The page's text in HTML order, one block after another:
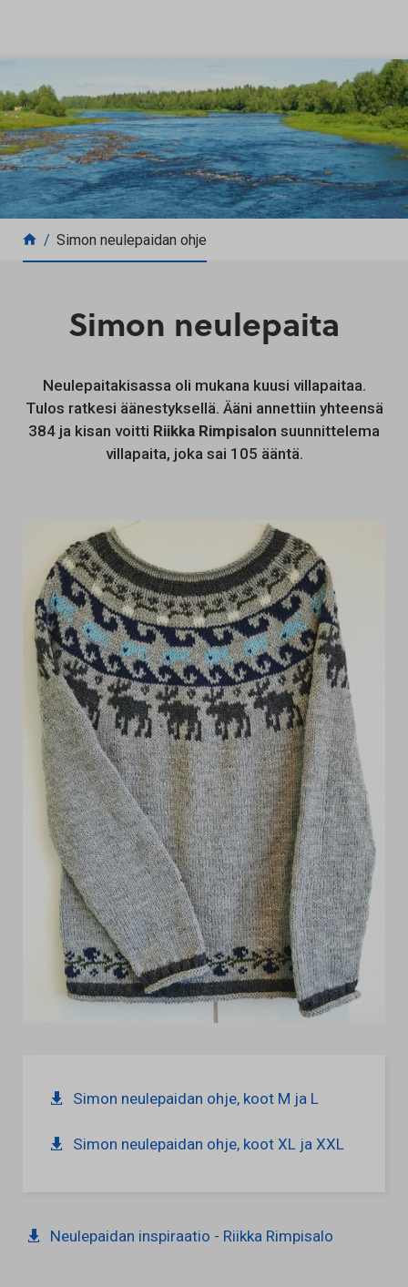
Simon neulepaidan ohje
Simon neulepaita
Neulepaitakisassa oli mukana kuusi villapaitaa.
Tulos ratkesi äänestyksellä. Ääni annettiin yhteensä
384 ja kisan voitti Riikka Rimpisalon suunnittelema
villapaita, joka sai 105 ääntä.
Simon neulepaidan ohje, koot M ja L
Simon neulepaidan ohje, koot XL ja XXL
Neulepaidan inspiraatio - Riikka Rimpisalo